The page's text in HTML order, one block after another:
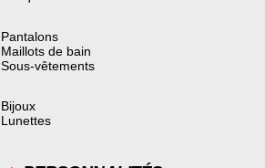
Pantalons
Maillots de bain
Sous-vêtements
Bijoux
Lunettes